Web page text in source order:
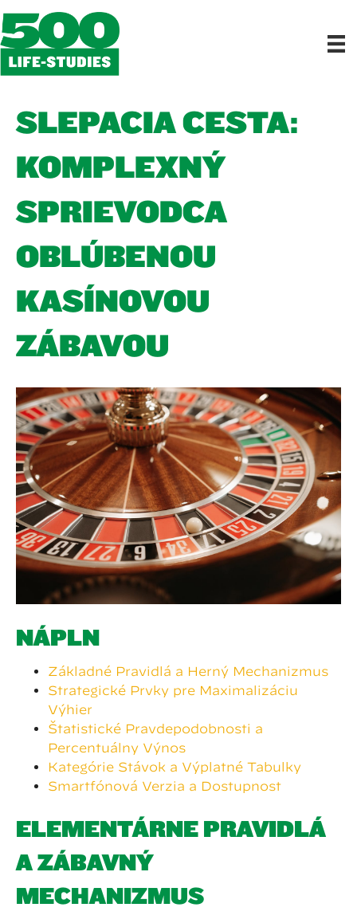
SLEPAČIA CESTA:
KOMPLEXNÝ
SPRIEVODCA
OBĽÚBENOU
KASÍNOVOU
ZÁBAVOU
NÁPLŇ
Základné Pravidlá a Herný Mechanizmus
Strategické Prvky pre Maximalizáciu
Výhier
Štatistické Pravdepodobnosti a
Percentuálny Výnos
Kategórie Stávok a Výplatné Tabuľky
Smartfónová Verzia a Dostupnosť
ELEMENTÁRNE PRAVIDLÁ
A ZÁBAVNÝ
MECHANIZMUS